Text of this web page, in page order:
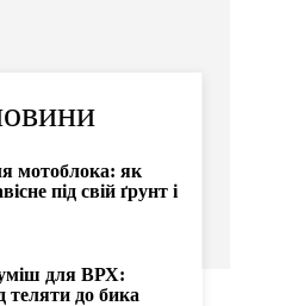
мотоблока: як
під свій ґрунт і
для ВРХ:
теляти до бика